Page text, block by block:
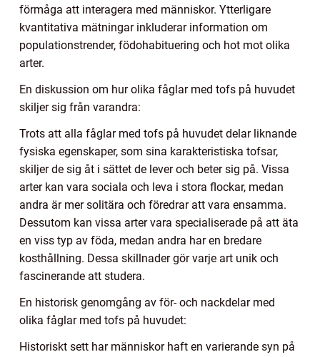
förmåga att interagera med människor. Ytterligare
kvantitativa mätningar inkluderar information om
populationstrender, födohabituering och hot mot olika
arter.
En diskussion om hur olika fåglar med tofs på huvudet
skiljer sig från varandra:
Trots att alla fåglar med tofs på huvudet delar liknande
fysiska egenskaper, som sina karakteristiska tofsar,
skiljer de sig åt i sättet de lever och beter sig på. Vissa
arter kan vara sociala och leva i stora flockar, medan
andra är mer solitära och föredrar att vara ensamma.
Dessutom kan vissa arter vara specialiserade på att äta
en viss typ av föda, medan andra har en bredare
kosthållning. Dessa skillnader gör varje art unik och
fascinerande att studera.
En historisk genomgång av för- och nackdelar med
olika fåglar med tofs på huvudet:
Historiskt sett har människor haft en varierande syn på